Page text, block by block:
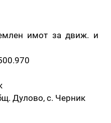
имот за движ. и
Дулово, с. Черник